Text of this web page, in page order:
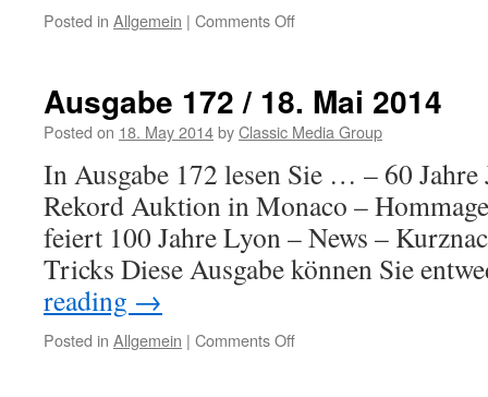
Posted in Allgemein | Comments Off
25.
Mai
Ausgabe 172 / 18. Mai 2014
Posted on 18. May 2014byClassic Media Group
In Ausgabe 172 lesen Sie … – 60
Rekord Auktion in Monaco –
feiert 100 Jahre Lyon – News –
Tricks Diese Ausgabe können Sie
reading →
Posted in Allgemein | Comments Off